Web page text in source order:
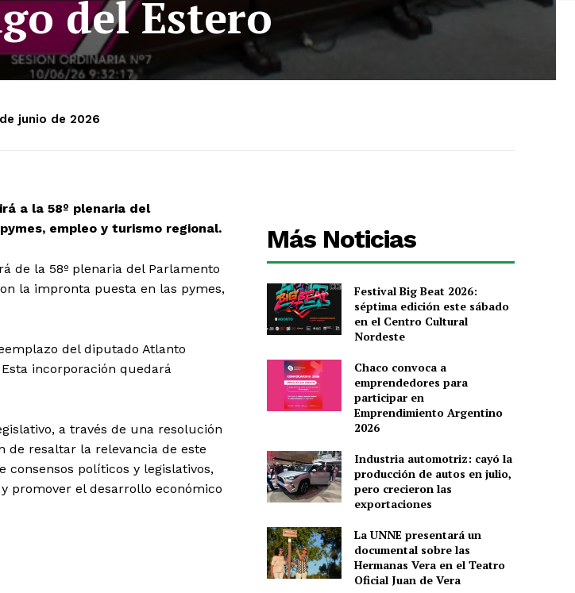
del Estero
junio de 2026
a la 58º plenaria del
empleo y turismo regional.
de la 58º plenaria del Parlamento
la impronta puesta en las pymes,
del diputado Atlanto
incorporación quedará
a través de una resolución
de resaltar la relevancia de este
políticos y legislativos,
promover el desarrollo económico
Más Noticias
Festival Big Beat 2026:
séptima edición este sábado
en el Centro Cultural
Nordeste
Chaco convoca a
emprendedores para
participar en
Emprendimiento Argentino
2026
Industria automotriz: cayó la
producción de autos en julio,
pero crecieron las
exportaciones
La UNNE presentará un
documental sobre las
Hermanas Vera en el Teatro
Oficial Juan de Vera